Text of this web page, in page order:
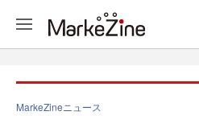
MarkeZineニュース